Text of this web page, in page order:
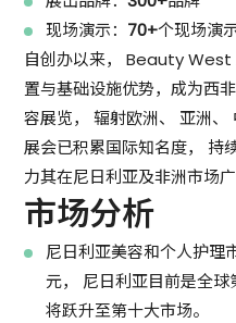
现场演示： 70+个现场演
自创办以来， Beauty
置与基础设施优势，成为西
容展览， 辐射欧洲、 亚洲、
展会已积累国际知名度， 持
力其在尼日利亚及非洲市场
市场分析
尼日利亚美容和个人护理
元， 尼日利亚目前是全
将跃升至第十大市场。